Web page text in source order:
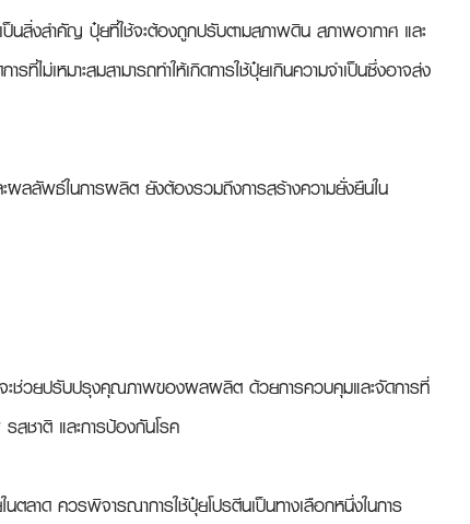
นสิ่งสำคัญ ปุ๋ยที่ใช้จะต้องถูกปรับตามสภาพดิน สภาพอากาศ และ
ไม่เหมาะสมสามารถทำให้เกิดการใช้ปุ๋ยเกินความจำเป็นซึ่งอาจส่ง
ผลลัพธ์ในการผลิต ยังต้องรวมถึงการสร้างความยั่งยืนใน
จะช่วยปรับปรุงคุณภาพของผลผลิต ด้วยการควบคุมและจัดการที่
สชาติ และการป้องกันโรค
ตลาด ควรพิจารณาการใช้ปุ๋ยโปรตีนเป็นทางเลือกหนึ่งในการ